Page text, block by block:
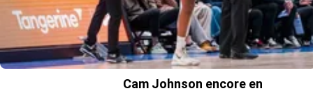
Cam Johnson encore en